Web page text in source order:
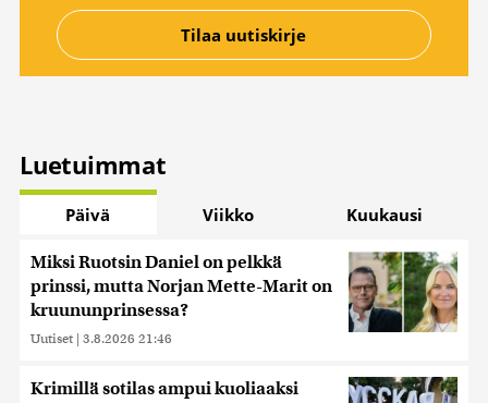
Luetuimmat
Päivä Viikko Kuukausi
Miksi Ruotsin Daniel on pelkkä
prinssi, mutta Norjan Mette-Marit on
kruununprinsessa?
Uutiset | 3.8.2026 21:46
Krimillä sotilas ampui kuoliaaksi